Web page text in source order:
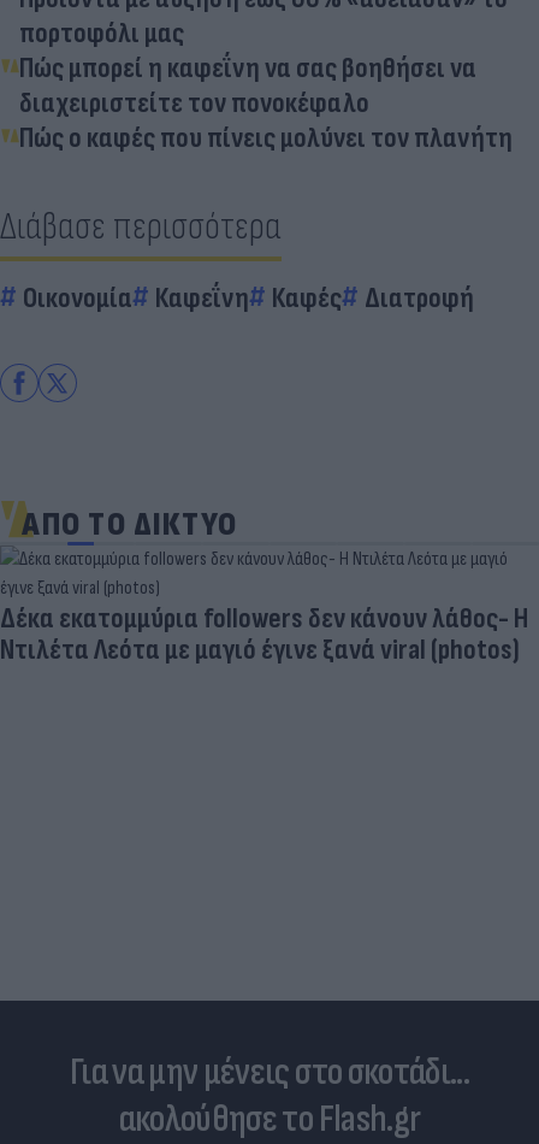
πορτοφόλι μας
Πώς μπορεί η καφεΐνη να σας βοηθήσει να
διαχειριστείτε τον πονοκέφαλο
Πώς ο καφές που πίνεις μολύνει τον πλανήτη
Διάβασε περισσότερα
Οικονομία Καφεΐνη Καφές Διατροφή
ΑΠΟ ΤΟ ΔΙΚΤΥΟ
Δέκα εκατομμύρια followers δεν κάνουν λάθος- Η
Ντιλέτα Λεότα με μαγιό έγινε ξανά viral (photos)
Για να μην μένεις στο σκοτάδι...
ακολούθησε το Flash.gr